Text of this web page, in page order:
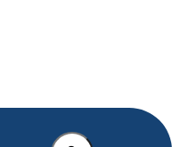
Vul in wat u